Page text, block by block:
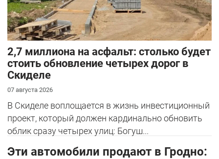
2,7 миллиона на асфальт: столько будет
стоить обновление четырех дорог в
Скиделе
07 августа 2026
В Скиделе воплощается в жизнь инвестиционный
проект, который должен кардинально обновить
облик сразу четырех улиц: Богуш...
Эти автомобили продают в Гродно: